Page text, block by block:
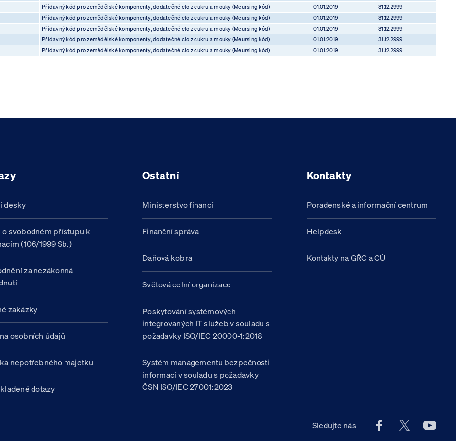
Přídavný kód pro zemědělské komponenty, dodatečné clo z cukru a mouky (Meursing kód) 01.01.2019
31.12.2999
Přídavný kód pro zemědělské komponenty, dodatečné clo z cukru a mouky (Meursing kód) 01.01.2019
31.12.2999
Přídavný kód pro zemědělské komponenty, dodatečné clo z cukru a mouky (Meursing kód) 01.01.2019
31.12.2999
Přídavný kód pro zemědělské komponenty, dodatečné clo z cukru a mouky (Meursing kód) 01.01.2019
31.12.2999
Přídavný kód pro zemědělské komponenty, dodatečné clo z cukru a mouky (Meursing kód) 01.01.2019 31.12.2999
desky
o svobodném přístupu k
(106/1999 Sb.)
za nezákonná
zakázky
osobních údajů
nepotřebného majetku
dotazy
Ostatní
Ministerstvo financí
Finanční správa
Daňová kobra
Světová celní organizace
Poskytování systémových
integrovaných IT služeb v souladu s
požadavky ISO/IEC 20000-1:2018
Systém managementu bezpečnosti
informací v souladu s požadavky
ČSN ISO/IEC 27001:2023
Kontakty
Poradenské a informační centrum
Helpdesk
Kontakty na GŘC a CÚ
Sledujte nás Facebook účet
X účet